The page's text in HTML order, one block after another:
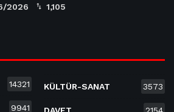
2026 1,105
14321
9941
KÜLTÜR-SANAT 3573